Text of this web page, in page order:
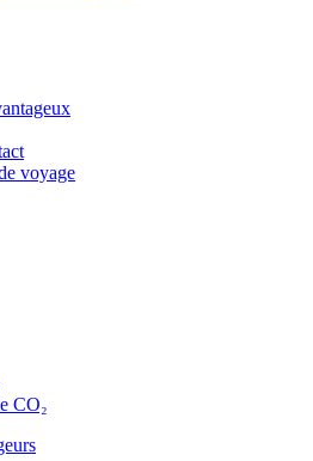
voyage
CO₂